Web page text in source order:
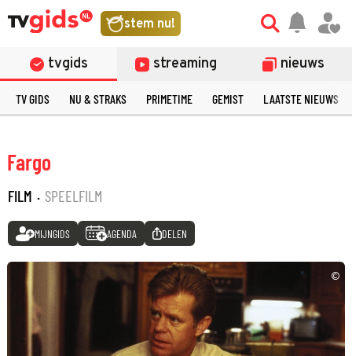
stem nu!
tvgids streaming nieuws
TV GIDS NU & STRAKS PRIMETIME GEMIST LAATSTE NIEUWS
Fargo
FILM · SPEELFILM
MIJNGIDS AGENDA DELEN
©